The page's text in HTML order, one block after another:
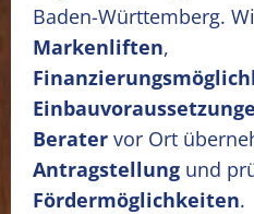
Baden-Württemberg.
Markenliften,
Berater vor Ort
Antragstellung und
Fördermöglichkeiten.